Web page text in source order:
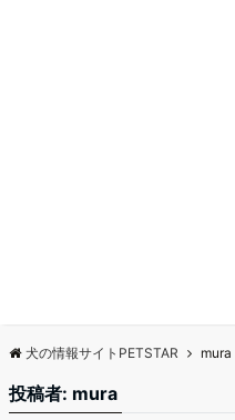
犬の情報サイトPETSTAR mura
投稿者: mura